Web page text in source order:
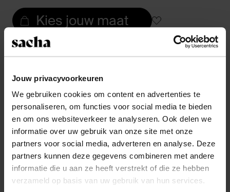
Jouw privacyvoorkeuren
We gebruiken cookies om content en advertenties te
personaliseren, om functies voor social media te bieden
en om ons websiteverkeer te analyseren. Ook delen we
informatie over uw gebruik van onze site met onze
partners voor social media, adverteren en analyse. Deze
partners kunnen deze gegevens combineren met andere
informatie die u aan ze heeft verstrekt of die ze hebben
verzameld op basis van uw gebruik van hun services.
Kies jouw maat
14 dagen bedenktijd
Achteraf betalen
Product omschrijving
Deze zwarte leren enkellaarsjes met flap van Sacha
hebben een hakhoogte van 5 cm en zilverkleurige
studs op de flap. De laarzen hebben een puntige neus,
een schachthoogte van 27 cm en een schachtomtrek
van 36 cm, gemeten bij een maat 37. De buiten- en